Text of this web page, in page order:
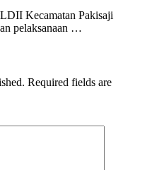
Kecamatan Pakisaji
pelaksanaan …
Required fields are